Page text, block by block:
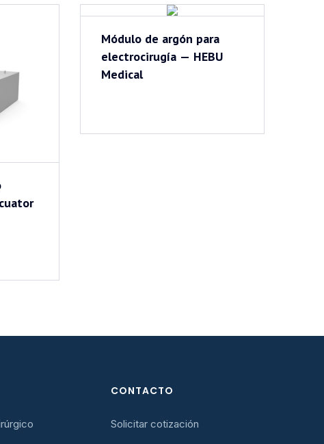
Módulo de argón para
electrocirugía — HEBU
Medical
CONTACTO
Solicitar cotización